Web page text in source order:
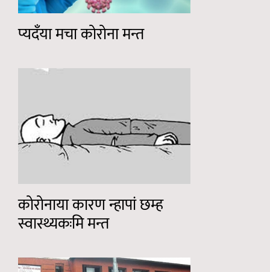
प्यदँया मचा कोरोना मन्त
कोरोनाया कारण न्हापां छम्ह
स्वास्थ्यकःमि मन्त